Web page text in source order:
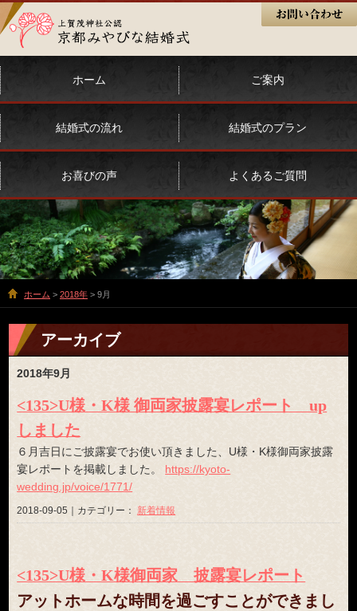
ホーム ご案内
結婚式の流れ 結婚式のプラン
お喜びの声 よくあるご質問
ホーム > 2018年 > 9月
アーカイブ
2018年9月
<135>U様・K様 御両家披露宴レポート up
しました
６月吉日にご披露宴でお使い頂きました、U様・K様御両家披露
宴レポートを掲載しました。 https://kyoto-
wedding.jp/voice/1771/
2018-09-05｜カテゴリー： 新着情報
<135>U様・K様御両家 披露宴レポート
アットホームな時間を過ごすことができまし